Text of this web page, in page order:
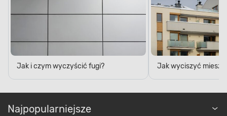
Jak i czym wyczyścić fugi? Jak wyciszyć
Najpopularniejsze